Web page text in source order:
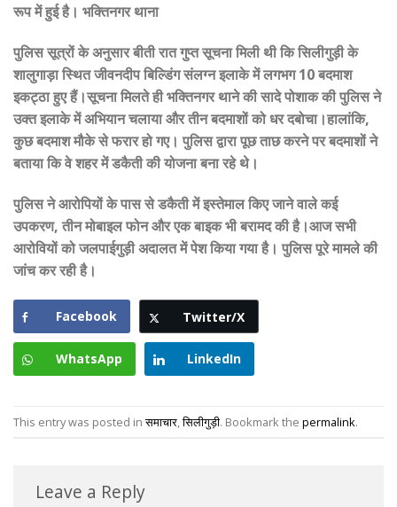
रूप में हुई है। भक्तिनगर थाना
पुलिस सूत्रों के अनुसार बीती रात गुप्त सूचना मिली थी कि सिलीगुड़ी के
शालुगाड़ा स्थित जीवनदीप बिल्डिंग संलग्न इलाके में लगभग 10 बदमाश
इकट्ठा हुए हैं।सूचना मिलते ही भक्तिनगर थाने की सादे पोशाक की पुलिस ने
उक्त इलाके में अभियान चलाया और तीन बदमाशों को धर दबोचा।हालांकि,
कुछ बदमाश मौके से फरार हो गए। पुलिस द्वारा पूछ ताछ करने पर बदमाशों ने
बताया कि वे शहर में डकैती की योजना बना रहे थे।
पुलिस ने आरोपियों के पास से डकैती में इस्तेमाल किए जाने वाले कई
उपकरण, तीन मोबाइल फोन और एक बाइक भी बरामद की है।आज सभी
आरोवियों को जलपाईगुड़ी अदालत में पेश किया गया है। पुलिस पूरे मामले की
जांच कर रही है।
Facebook Twitter/X
WhatsApp LinkedIn
This entry was posted inसमाचार,सिलीगुड़ी. Bookmark the permalink.
Leave a Reply